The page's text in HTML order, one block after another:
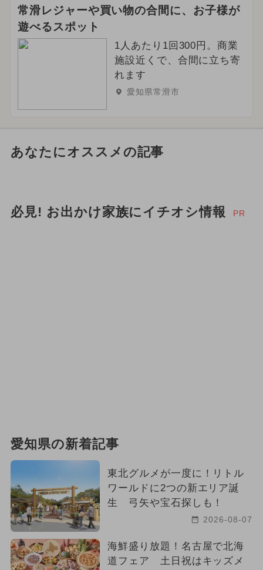
常滑レジャーや買い物の合間に、お子様が
遊べるスポット
1人あたり1回300円。商業
施設近くで、合間に立ち寄
れます
愛知県常滑市
あなたにオススメの記事
必見! お出かけ家族にイチオシ情報 PR
愛知県の新着記事
東北グルメが一度に！リトル
ワールドに2つの新エリア誕
生 弓矢や宝石探しも！
2026-08-07
海鮮盛り放題！名古屋で北海
道フェア 土日祝はキッズメ